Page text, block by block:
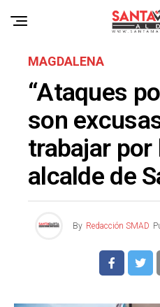
MAGDALENA
“Ataques
son
trabajar por
alcalde de
By Redacción SMAD